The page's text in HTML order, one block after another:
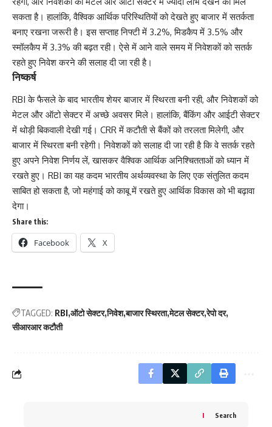
सकता है। हालांकि, वैश्विक आर्थिक परिस्थितियों को देखते हुए बाजार में सतर्कता
बनाए रखना जरूरी है। इस सप्ताह निफ्टी में 3.2%, मिडकैप में 3.5% और
स्मॉलकैप में 3.3% की बढ़त रही। ऐसे में आने वाले समय में निवेशकों को सतर्क
रहते हुए निवेश करने की सलाह दी जा रही है।
निष्कर्ष
RBI के फैसले के बाद भारतीय शेयर बाजार में स्थिरता बनी रही, और निवेशकों को
मेटल और ऑटो सेक्टर में अच्छे अवसर मिले। हालांकि, बैंकिंग और आईटी सेक्टर
में थोड़ी बिकवाली देखी गई। CRR में कटौती से बैंकों को तरलता मिलेगी, और
बाजार में स्थिरता बनी रहेगी। निवेशकों को सलाह दी जा रही है कि वे सतर्क रहते
हुए अपने निवेश निर्णय लें, खासकर वैश्विक आर्थिक अनिश्चितताओं को ध्यान में
रखते हुए। RBI का यह कदम भारतीय अर्थव्यवस्था के लिए एक संतुलित कदम
साबित हो सकता है, जो महंगाई को काबू में रखते हुए आर्थिक विकास को भी बढ़ावा
देगा।
Share this:
Facebook X
TAGGED: RBI ऑटो सेक्टर निवेश बाजार स्थिरता मेटल सेक्टर रेपो दर
सीआरआर कटौती
Search